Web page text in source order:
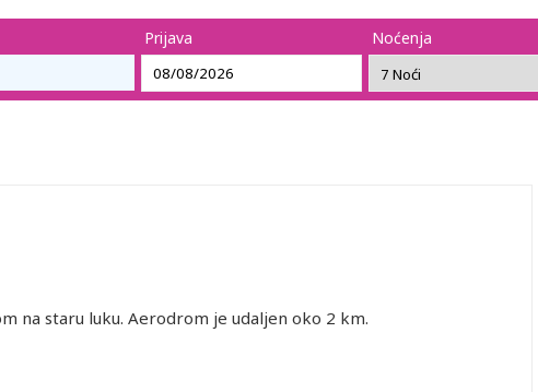
Prijava Noćenja
na staru luku. Aerodrom je udaljen oko 2 km.